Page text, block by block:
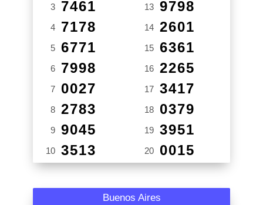
3 7461
4 7178
5 6771
6 7998
7 0027
8 2783
9 9045
10 3513
13 9798
14 2601
15 6361
16 2265
17 3417
18 0379
19 3951
20 0015
Buenos Aires